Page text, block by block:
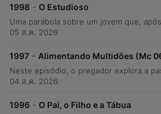
1998 - O Estudioso
05 ส.ค. 2026
1997 - Alimentando Multidões (Mc
04 ส.ค. 2026
1996 - O Pai, o Filho e a Tábua